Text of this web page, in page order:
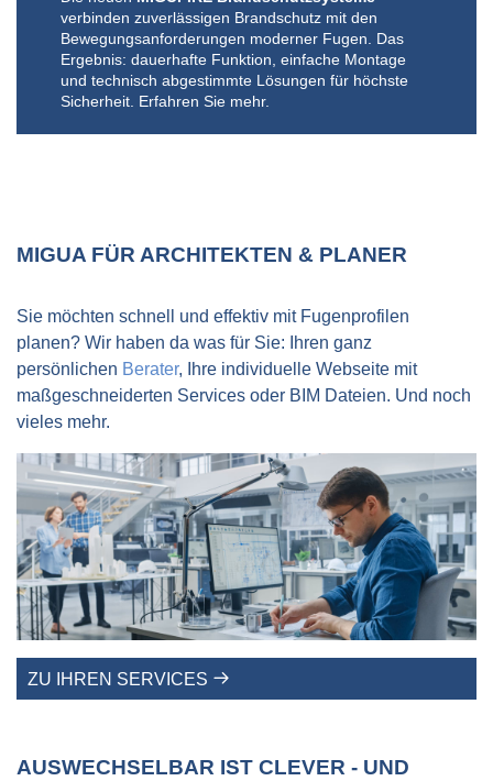
verbinden zuverlässigen Brandschutz mit den
Bewegungsanforderungen moderner Fugen. Das
Ergebnis: dauerhafte Funktion, einfache Montage
und technisch abgestimmte Lösungen für höchste
Sicherheit. Erfahren Sie mehr.
Das Ergebnis: höchste Funktionalität, maximale
Flexibilität sowie sichere und schnelle
Montage. Erfahren Sie mehr.
Stadtplanerkammer Hessenoffiziell als Fortbildung
anerkannt. Und: Architekten können bei der
Teilnahme Fortbildungspunkte erwerben!
Hat auch Ihr Architekturbüro Interesse an einer
Aufforderung, noch mehr Aufmerksamkeit auf Fugen
und die Wahl der passenden Fugenprofile zu legen.
Produkte? Wir sind für Sie da! Und freuen uns auf
Ihren Anruf.
MIGUA FÜR ARCHITEKTEN & PLANER
Sie möchten schnell und effektiv mit Fugenprofilen
planen? Wir haben da was für Sie: Ihren ganz
persönlichen Berater, Ihre individuelle Webseite mit
maßgeschneiderten Services oder BIM Dateien. Und noch
vieles mehr.
ZU IHREN SERVICES
AUSWECHSELBAR IST CLEVER - UND